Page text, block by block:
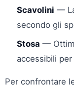
Scavolini —
secondo gli
Stosa —
accessibili
Per confrontare